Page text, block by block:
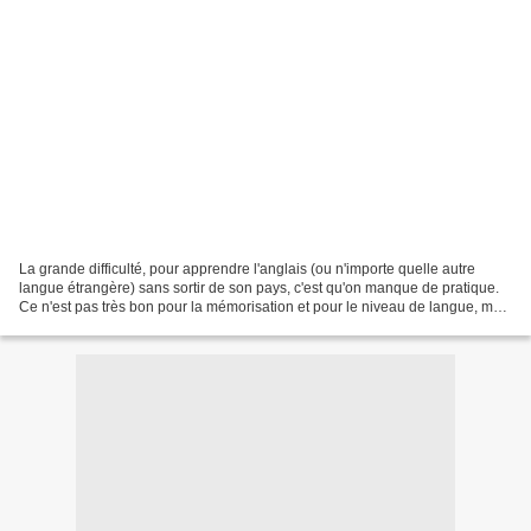
La grande difficulté, pour apprendre l'anglais (ou n'importe quelle autre
langue étrangère) sans sortir de son pays, c'est qu'on manque de pratique.
Ce n'est pas très bon pour la mémorisation et pour le niveau de langue, mais